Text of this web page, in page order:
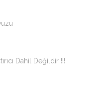
Dahil Değildir !!!